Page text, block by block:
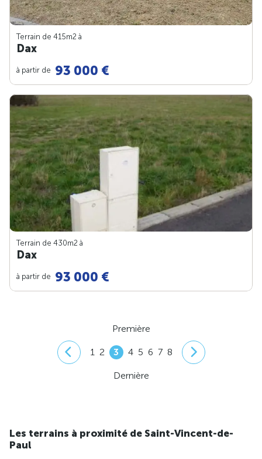
Terrain de 415m2 à
Dax
à partir de 93 000 €
Terrain de 430m2 à
Dax
à partir de 93 000 €
Première
1 2 3 4 5 6 7 8
Dernière
Les terrains à proximité de Saint-Vincent-de-
Paul